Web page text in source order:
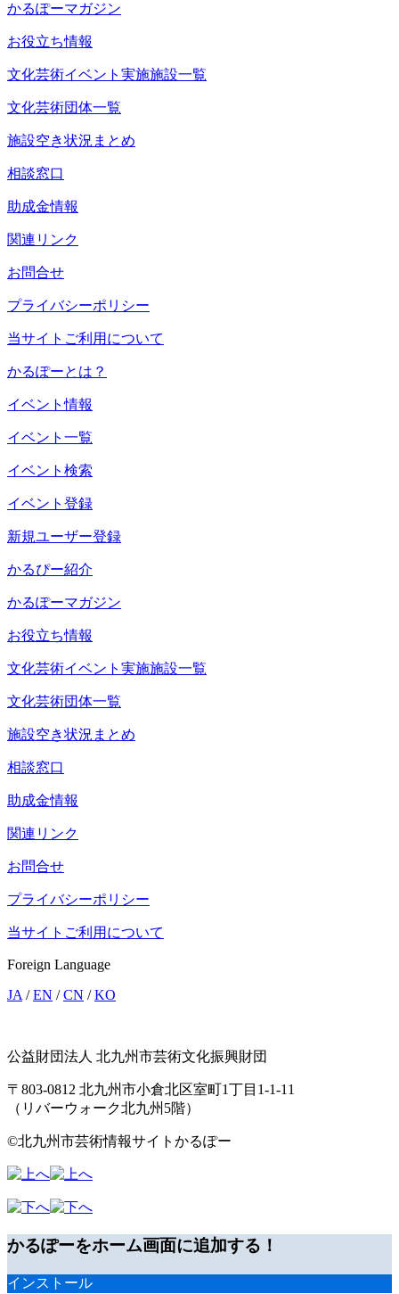
かるぽーマガジン
お役立ち情報
文化芸術イベント実施施設一覧
文化芸術団体一覧
施設空き状況まとめ
相談窓口
助成金情報
関連リンク
お問合せ
プライバシーポリシー
当サイトご利用について
かるぽーとは？
イベント情報
イベント一覧
イベント検索
イベント登録
新規ユーザー登録
かるぴー紹介
かるぽーマガジン
お役立ち情報
文化芸術イベント実施施設一覧
文化芸術団体一覧
施設空き状況まとめ
相談窓口
助成金情報
関連リンク
お問合せ
プライバシーポリシー
当サイトご利用について
Foreign Language
JA /EN /CN /KO
公益財団法人 北九州市芸術文化振興財団
〒803-0812 北九州市小倉北区室町1丁目1-1-11
（リバーウォーク北九州5階）
©北九州市芸術情報サイトかるぽー
かるぽーをホーム画面に追加する！
インストール